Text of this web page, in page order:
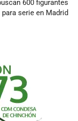
600 figurantes
para serie en Madrid